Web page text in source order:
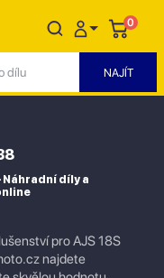
0
Náhradní díly a
pro AJS 18S
najdete